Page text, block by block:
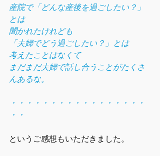
産院で「どんな産後を過ごしたい？」
とは
聞かれたけれども
「夫婦でどう過ごしたい？」とは
考えたことはなくて
まだまだ夫婦で話し合うことがたくさ
んあるな。
・・・・・・・・・・・・・・・・・
・・
というご感想もいただきました。